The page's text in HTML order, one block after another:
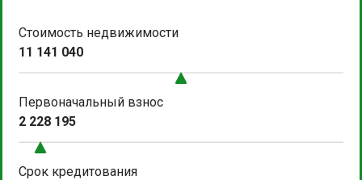
Стоимость недвижимости
11 141 040
Первоначальный взнос
2 228 195
Срок кредитования